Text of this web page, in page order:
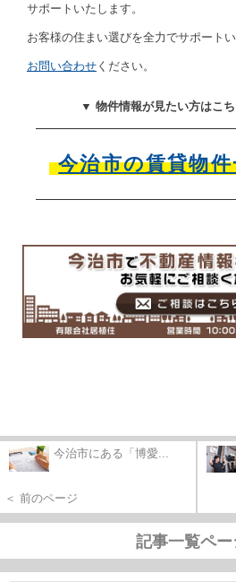
サポートいたします。
お客様の住まい選びを全力でサポート
お問い合わせ ください。
▼ 物件情報が見たい方はこ
今治市の賃貸物
今治市にある「博愛...
＜ 前のページ
記事一覧ペー